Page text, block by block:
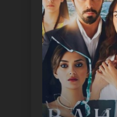
Ветреный холм